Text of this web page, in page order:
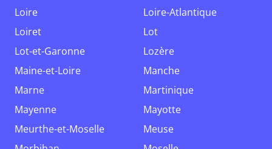
Loire
Loire-Atlantique
Loiret
Lot
Lot-et-Garonne
Lozère
Maine-et-Loire
Manche
Marne
Martinique
Mayenne
Mayotte
Meurthe-et-Moselle
Meuse